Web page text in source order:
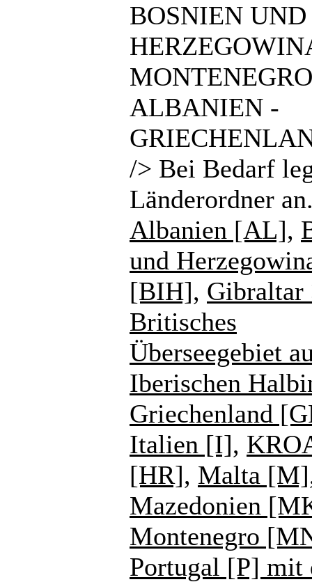
BOSNIEN UND
ALBANIEN -
/> Bei Bedarf
Länderordner
Albanien [AL],
und
[BIH], Gibraltar
Britisches
Überseegebiet
Iberischen
Griechenland
Italien [I],
[HR], Malta [M]
Mazedonien
Montenegro
Portugal [P] mit